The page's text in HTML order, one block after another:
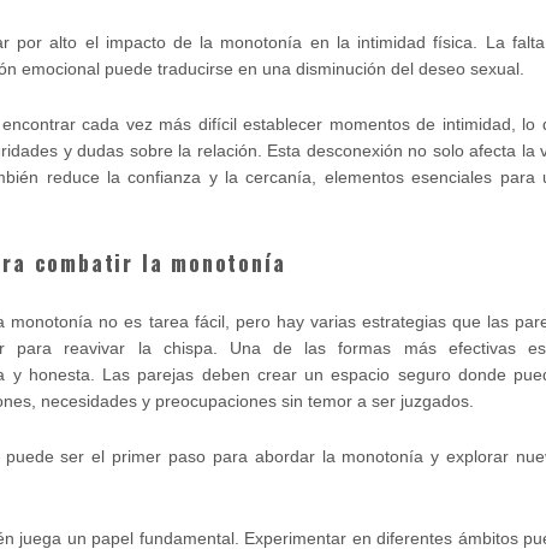
por alto el impacto de la monotonía en la intimidad física. La
emocional puede traducirse en una disminución del deseo sexual.
cada vez más difícil establecer momentos de intimidad, lo
y dudas sobre la relación. Esta desconexión no solo afecta la
reduce la confianza y la cercanía, elementos esenciales para
combatir la monotonía
monotonía no es tarea fácil, pero hay varias estrategias que las
para reavivar la chispa. Una de las formas más efectivas
y honesta. Las parejas deben crear un espacio seguro donde
necesidades y preocupaciones sin temor a ser juzgados.
puede ser el primer paso para abordar la monotonía y explorar
juega un papel fundamental. Experimentar en diferentes ámbitos